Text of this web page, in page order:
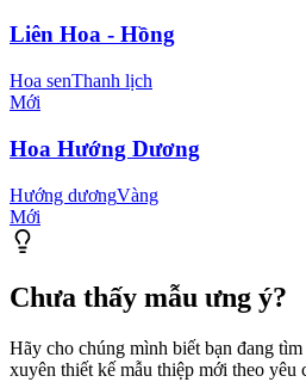
Liên Hoa - Hồng
Hoa senThanh lịch
Mới
Hoa Hướng Dương
Hướng dươngVàng
Mới
Chưa thấy mẫu ưng ý?
Hãy cho chúng mình biết bạn đang
xuyên thiết kế mẫu thiệp mới theo yêu